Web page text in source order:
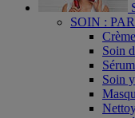
SOIN :
Soin
Soin